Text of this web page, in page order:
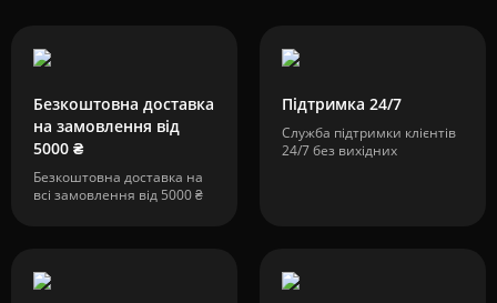
Безкоштовна доставка
на замовлення від
5000 ₴
Безкоштовна доставка на
всі замовлення від 5000 ₴
Підтримка 24/7
Служба підтримки клієнтів
24/7 без вихідних